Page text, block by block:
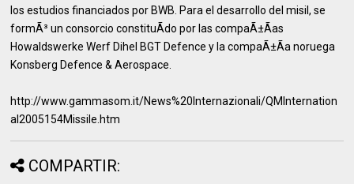
los estudios financiados por BWB. Para el desarrollo del misil, se
formÃ³ un consorcio constituÃ­do por las compaÃ±Ã­as
Howaldswerke Werf Dihel BGT Defence y la compaÃ±Ã­a noruega
Konsberg Defence & Aerospace.
http://www.gammasom.it/News%20Internazionali/QMInternation
al2005154Missile.htm
COMPARTIR: